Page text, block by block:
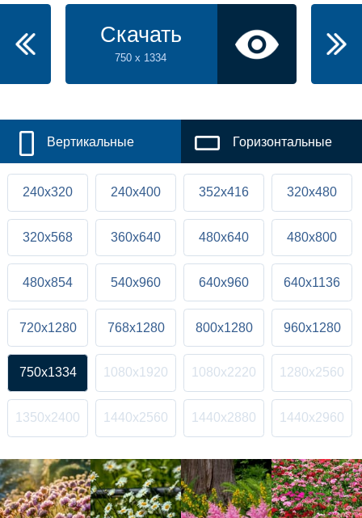
Скачать
750 x 1334
Вертикальные Горизонтальные
240x320 240x400 352x416 320x480
320x568 360x640 480x640 480x800
480x854 540x960 640x960 640x1136
720x1280 768x1280 800x1280 960x1280
750x1334 1080x1920 1080x2220 1280x2560
1350x2400 1440x2560 1440x2880 1440x2960